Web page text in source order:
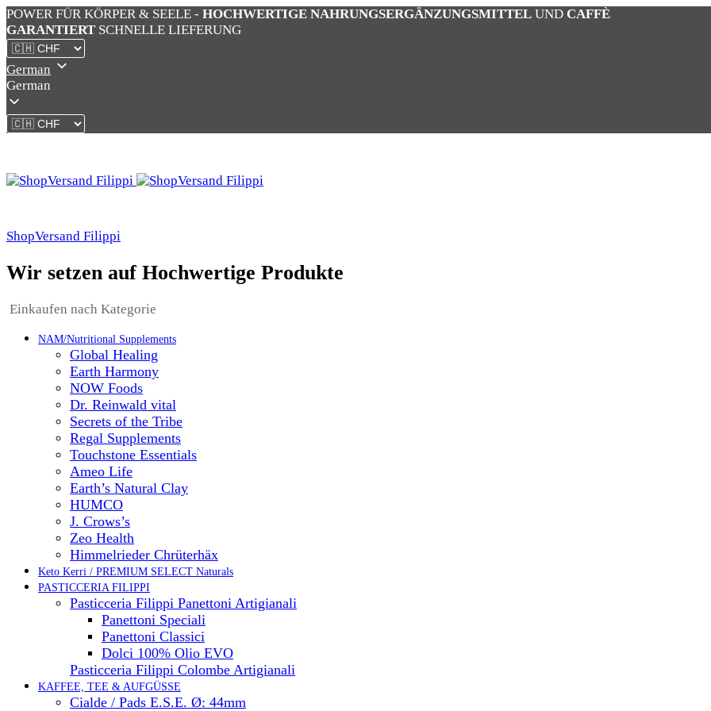
POWER FÜR KÖRPER & SEELE - HOCHWERTIGE NAHRUNGSERGÄNZUNGSMITTEL UND CAFFÈ
GARANTIERT SCHNELLE LIEFERUNG
German
German
ShopVersand Filippi
Wir setzen auf Hochwertige Produkte
Einkaufen nach Kategorie
NAM/Nutritional Supplements
Global Healing
Earth Harmony
NOW Foods
Dr. Reinwald vital
Secrets of the Tribe
Regal Supplements
Touchstone Essentials
Ameo Life
Earth’s Natural Clay
HUMCO
J. Crows’s
Zeo Health
Himmelrieder Chrüterhäx
Keto Kerri / PREMIUM SELECT Naturals
PASTICCERIA FILIPPI
Pasticceria Filippi Panettoni Artigianali
Panettoni Speciali
Panettoni Classici
Dolci 100% Olio EVO
Pasticceria Filippi Colombe Artigianali
KAFFEE, TEE & AUFGÜSSE
Cialde / Pads E.S.E. Ø: 44mm